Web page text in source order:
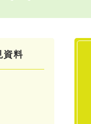
本
資料